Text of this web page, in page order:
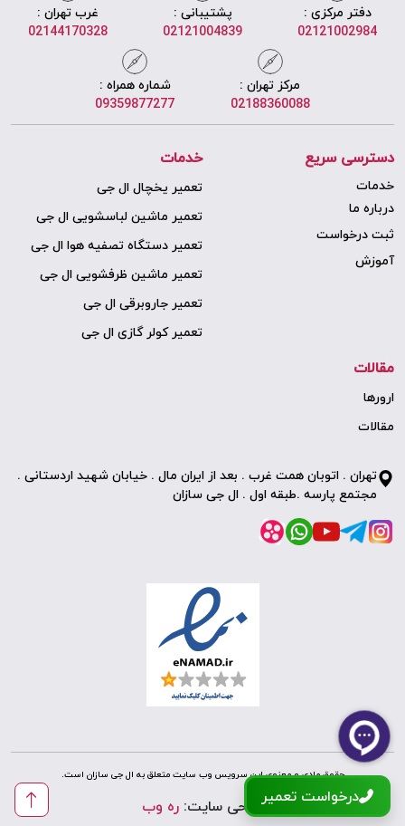
دفتر مرکزی :
02121002984
پشتیبانی :
02121004839
غرب تهران :
02144170328
مرکز تهران :
02188360088
شماره همراه :
09359877277
دسترسی سریع
خدمات
درباره ما
ثبت درخواست
آموزش
خدمات
تعمیر یخچال ال جی
تعمیر ماشین لباسشویی ال جی
تعمیر دستگاه تصفیه هوا ال جی
تعمیر ماشین ظرفشویی ال جی
تعمیر جاروبرقی ال جی
تعمیر کولر گازی ال جی
مقالات
ارورها
مقالات
تهران . اتوبان همت غرب . بعد از ایران مال . خیابان شهید اردستانی .
مجتمع پارسه .طبقه اول . ال جی سازان
حقوق مادی و معنوی این سرویس وب سایت متعلق به ال جی سازان است.
طراحی سایت:ره وب درخواست تعمیر